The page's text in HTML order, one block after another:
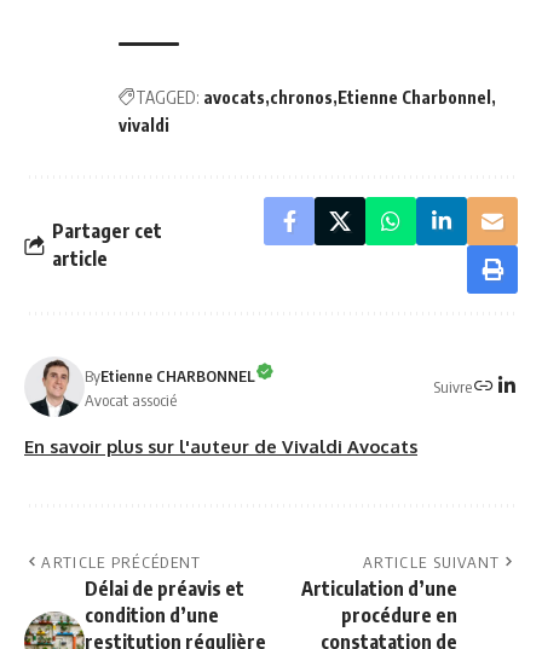
TAGGED: avocats chronos Etienne Charbonnel
vivaldi
Partager cet
article
ByEtienne CHARBONNEL
Avocat associé
Suivre
En savoir plus sur l'auteur de Vivaldi Avocats
ARTICLE PRÉCÉDENT
Délai de préavis et
condition d’une
restitution régulière
ARTICLE SUIVANT
Articulation d’une
procédure en
constatation de